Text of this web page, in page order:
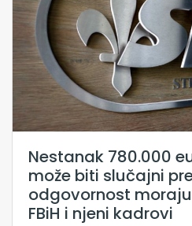
Nestanak 780.000
može biti slučajni
odgovornost
FBiH i njeni kadrovi